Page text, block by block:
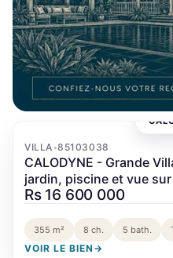
VILLA•85103038
CALODYNE - Grande
jardin, piscine et vue sur
Rs 16 600 000
355 m² 8 ch. 5 bath.
VOIR LE BIEN →